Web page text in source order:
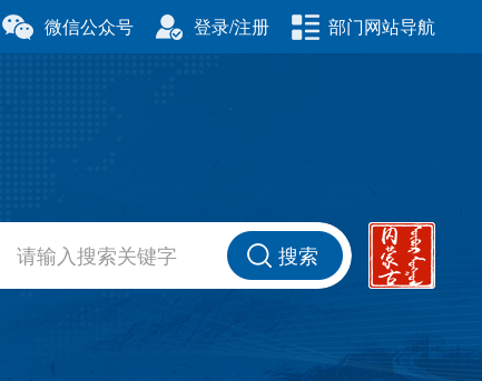
微信公众号 登录/注册 部门网站导航
室
交通运输厅
商务厅
委员会
退役军人事务厅
搜索